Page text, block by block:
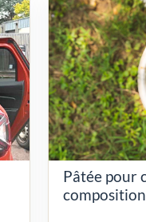
Pâtée pour